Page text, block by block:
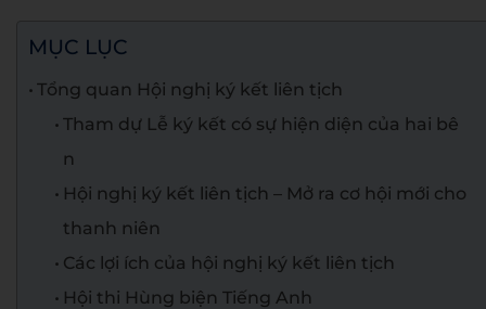
MỤC LỤC
Tổng quan Hội nghị ký kết liên tịch
Tham dự Lễ ký kết có sự hiện diện của hai bê
n
Hội nghị ký kết liên tịch – Mở ra cơ hội mới cho
thanh niên
Các lợi ích của hội nghị ký kết liên tịch
Hội thi Hùng biện Tiếng Anh